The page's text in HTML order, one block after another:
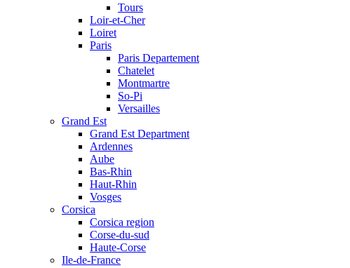
Tours
Loir-et-Cher
Loiret
Paris
Paris Departement
Chatelet
Montmartre
So-Pi
Versailles
Grand Est
Grand Est Department
Ardennes
Aube
Bas-Rhin
Haut-Rhin
Vosges
Corsica
Corsica region
Corse-du-sud
Haute-Corse
Ile-de-France